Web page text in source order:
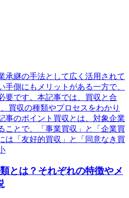
承継の手法として広く活用されて
手側にもメリットがある一方で、
要です。本記事では、買収と合
買収の種類やプロセスをわかり
事のポイント買収とは、対象企業
ことで、「事業買収」と「企業買
は「友好的買収」と「同意なき買
とは？それぞれの特徴やメ